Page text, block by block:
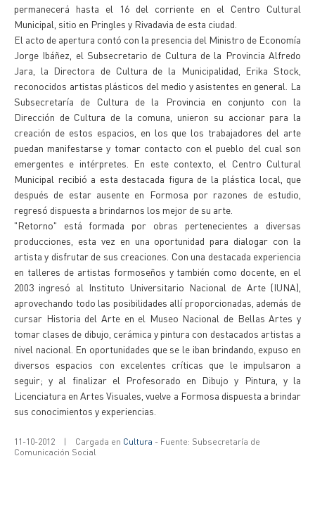
permanecerá hasta el 16 del corriente en el Centro Cultural
Municipal, sitio en Pringles y Rivadavia de esta ciudad.
El acto de apertura contó con la presencia del Ministro de Economía
Jorge Ibáñez, el Subsecretario de Cultura de la Provincia Alfredo
Jara, la Directora de Cultura de la Municipalidad, Erika Stock,
reconocidos artistas plásticos del medio y asistentes en general. La
Subsecretaría de Cultura de la Provincia en conjunto con la
Dirección de Cultura de la comuna, unieron su accionar para la
creación de estos espacios, en los que los trabajadores del arte
puedan manifestarse y tomar contacto con el pueblo del cual son
emergentes e intérpretes. En este contexto, el Centro Cultural
Municipal recibió a esta destacada figura de la plástica local, que
después de estar ausente en Formosa por razones de estudio,
regresó dispuesta a brindarnos los mejor de su arte.
"Retorno" está formada por obras pertenecientes a diversas
producciones, esta vez en una oportunidad para dialogar con la
artista y disfrutar de sus creaciones. Con una destacada experiencia
en talleres de artistas formoseños y también como docente, en el
2003 ingresó al Instituto Universitario Nacional de Arte (IUNA),
aprovechando todo las posibilidades allí proporcionadas, además de
cursar Historia del Arte en el Museo Nacional de Bellas Artes y
tomar clases de dibujo, cerámica y pintura con destacados artistas a
nivel nacional. En oportunidades que se le iban brindando, expuso en
diversos espacios con excelentes críticas que le impulsaron a
seguir; y al finalizar el Profesorado en Dibujo y Pintura, y la
Licenciatura en Artes Visuales, vuelve a Formosa dispuesta a brindar
sus conocimientos y experiencias.
11-10-2012 | Cargada en Cultura - Fuente: Subsecretaría de
Comunicación Social